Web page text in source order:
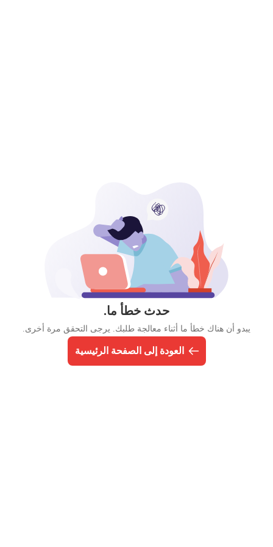
حدث خطأ ما.
يبدو أن هناك خطأ ما أثناء معالجة طلبك. يرجى التحقق مرة أخرى.
العودة إلى الصفحة الرئيسية